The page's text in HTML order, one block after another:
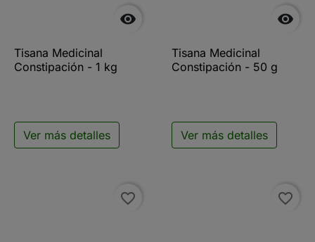

Tisana Medicinal
Constipación - 1 kg
Ver más detalles

Tisana Medicinal
Constipación - 50 g
Ver más detalles
favorite_border favorite_border